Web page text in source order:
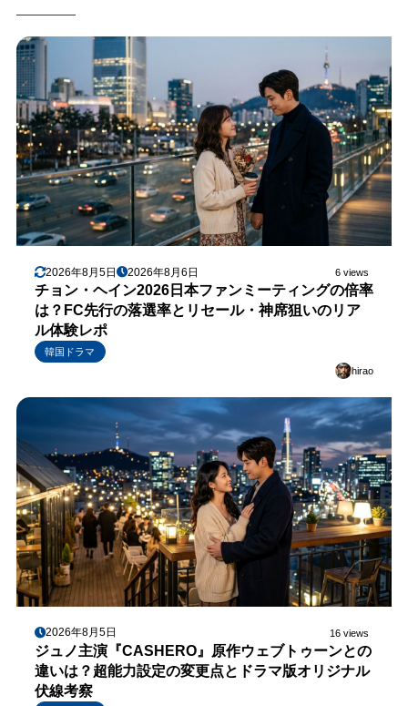
2026年8月5日 2026年8月6日 6 views
チョン・ヘイン2026日本ファンミーティングの倍率
は？FC先行の落選率とリセール・神席狙いのリア
ル体験レポ
韓国ドラマ
hirao
2026年8月5日 16 views
ジュノ主演『CASHERO』原作ウェブトゥーンとの
違いは？超能力設定の変更点とドラマ版オリジナル
伏線考察